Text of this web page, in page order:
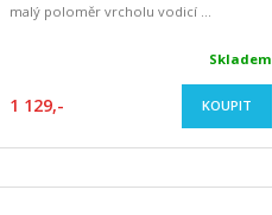
malý poloměr vrcholu vodicí ...
Skladem
1 129,- KOUPIT